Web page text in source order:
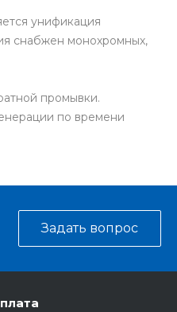
унификация
снабжен монохромных,
промывки.
по времени
Задать вопрос